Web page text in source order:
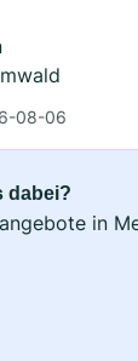
08-06
dabei?
in